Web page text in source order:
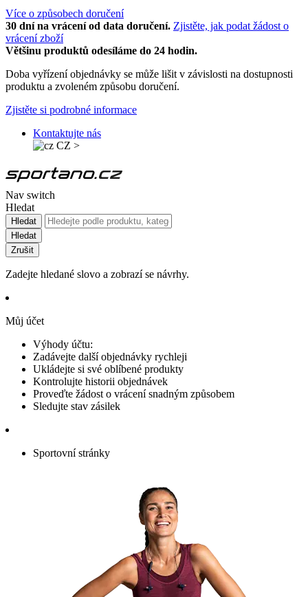
Více o způsobech doručení
30 dní na vrácení od data doručení. Zjistěte, jak podat žádost o
vrácení zboží
Většinu produktů odesíláme do 24 hodin.
Doba vyřízení objednávky se může lišit v závislosti na dostupnosti
produktu a zvoleném způsobu doručení.
Zjistěte si podrobné informace
Kontaktujte nás
CZ >
Nav switch
Hledat
Hledat
Hledat
Zrušit
Zadejte hledané slovo a zobrazí se návrhy.
Můj účet
Výhody účtu:
Zadávejte další objednávky rychleji
Ukládejte si své oblíbené produkty
Kontrolujte historii objednávek
Proveďte žádost o vrácení snadným způsobem
Sledujte stav zásilek
Sportovní stránky